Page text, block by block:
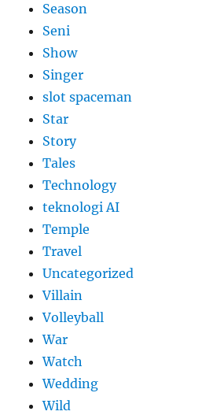
Season
Seni
Show
Singer
slot spaceman
Star
Story
Tales
Technology
teknologi AI
Temple
Travel
Uncategorized
Villain
Volleyball
War
Watch
Wedding
Wild